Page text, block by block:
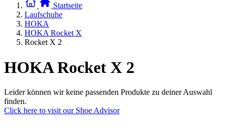
Startseite
Laufschuhe
HOKA
HOKA Rocket X
Rocket X 2
HOKA Rocket X 2
Leider können wir keine passenden Produkte zu deiner Auswahl
finden.
Click here to visit our Shoe Advisor